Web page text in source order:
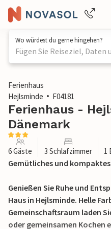
Wo würdest du gerne hingehen?
Fügen Sie Reiseziel, Daten
1 / 17
Ferienhaus
Hejlsminde
F04181
Ferienhaus -
Dänemark
6 Gäste 3 Schlafzimmer 1
Gemütliches und
Genießen Sie Ruhe und
Haus in Hejlsminde. Helle
Gemeinschaftsraum laden
oder gemeinsamen Kochen